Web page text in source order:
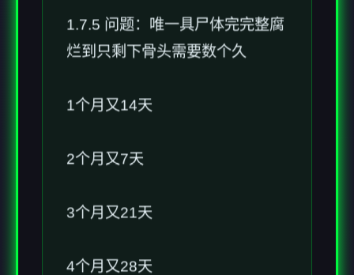
1.7.5 问题：唯一具尸体完完整腐
烂到只剩下骨头需要数个久
1个月又14天
2个月又7天
3个月又21天
4个月又28天